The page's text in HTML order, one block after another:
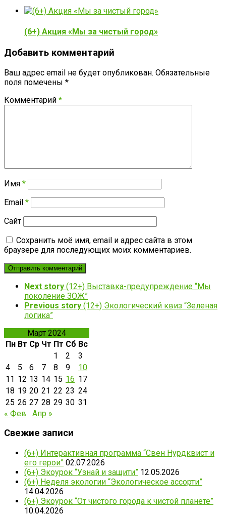
(6+) Акция «Мы за чистый город»
Добавить комментарий
Ваш адрес email не будет опубликован. Обязательные
поля помечены *
Комментарий *
Имя *
Email *
Сайт
Сохранить моё имя, email и адрес сайта в этом
браузере для последующих моих комментариев.
Next story (12+) Выставка-предупреждение “Мы
поколение ЗОЖ”
Previous story (12+) Экологический квиз “Зеленая
логика”
Март 2024
Пн Вт Ср Чт Пт Сб Вс
1
2
3
4
5 6 7 8 9
10
11 12 13 14 15 16 17
18 19 20 21 22 23 24
25 26 27 28 29 30 31
« Фев
Апр »
Свежие записи
(6+) Интерактивная программа “Свен Нурдквист и
его герои” 02.07.2026
(6+) Экоурок “Узнай и защити” 12.05.2026
(6+) Неделя экологии “Экологическое ассорти”
14.04.2026
(6+) Экоурок “От чистого города к чистой планете”
10.04.2026